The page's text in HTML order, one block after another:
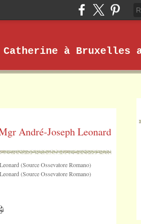
à Bruxelles
André-Joseph Leonard